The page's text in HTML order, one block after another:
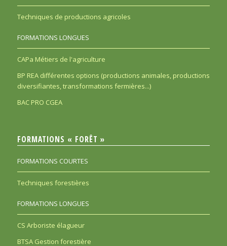
Techniques de productions agricoles
FORMATIONS LONGUES
CAPa Métiers de l'agriculture
BP REA différentes options (productions animales, productions
diversifiantes, transformations fermières...)
BAC PRO CGEA
FORMATIONS « FORÊT »
FORMATIONS COURTES
Techniques forestières
FORMATIONS LONGUES
CS Arboriste élagueur
BTSA Gestion forestière